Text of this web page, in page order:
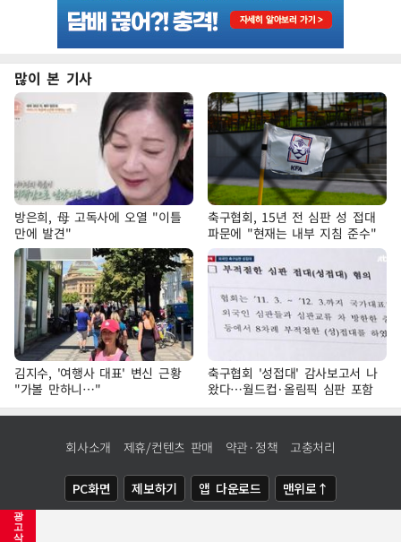
광
고
삭
많이 본 기사
방은희, 母 고독사에 오열 "이틀
만에 발견"
축구협회, 15년 전 심판 성 접대
파문에 "현재는 내부 지침 준수"
김지수, '여행사 대표' 변신 근황
"가볼 만하니…"
축구협회 '성접대' 감사보고서 나
왔다…월드컵·올림픽 심판 포함
회사소개 제휴/컨텐츠 판매 약관·정책 고충처리
PC화면 제보하기 앱 다운로드 맨위로↑